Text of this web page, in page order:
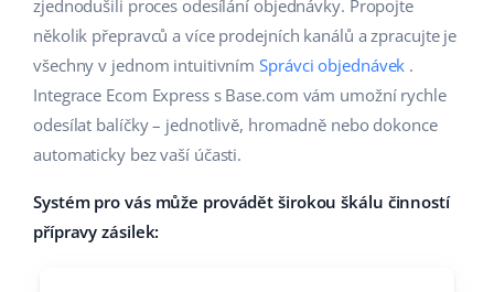
Správa přepravy
Automatizace procesů
Base Connect
AI pro e-commerce
Domov a zahrada
Výrobky pro děti
Elektronika
Automobilové díly
Supermarket
Podpora
Akademie
Kalendář webinářů a eventů
Služby
english (US)
english (GB)
english (IN)
deutsch
zjednodušili proces odesílání objednávky. Propojte
několik přepravců a více prodejních kanálů a zpracujte je
všechny v jednom intuitivnímSprávci objednávek .
Integrace Ecom Express s Base.com vám umožní rychle
odesílat balíčky – jednotlivě, hromadně nebo dokonce
automaticky bez vaší účasti.
Systém pro vás může provádět širokou škálu činností
přípravy zásilek: